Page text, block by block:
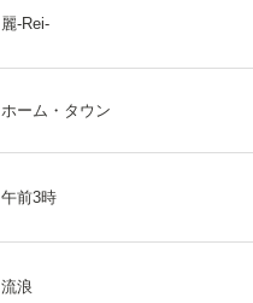
麗-Rei-
ホーム・タウン
午前3時
流浪